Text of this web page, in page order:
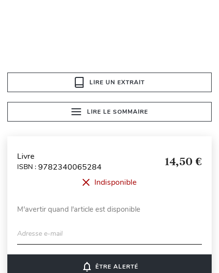
LIRE UN EXTRAIT
LIRE LE SOMMAIRE
Livre
ISBN : 9782340065284 14,50 €
Indisponible
M'avertir quand l'article est disponible
Adresse e-mail
notifications_none ÊTRE ALERTÉ